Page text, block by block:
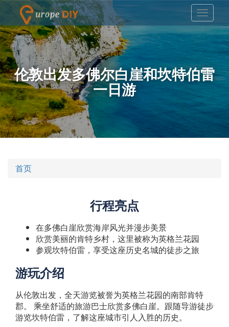
伦敦出发多佛尔白崖和坎特伯雷
一日游
首页
行程亮点
在多佛白崖欣赏海岸风光并漫步美景
欣赏美丽的肯特乡村，这里被称为英格兰花园
参观坎特伯雷，享受这座历史名城的徒步之旅
游玩介绍
从伦敦出发，全天游览被誉为英格兰花园的南部肯特
郡。 乘坐舒适的旅游巴士欣赏多佛白崖。跟随导游徒步
游览坎特伯雷，了解这座城市引人入胜的历史。